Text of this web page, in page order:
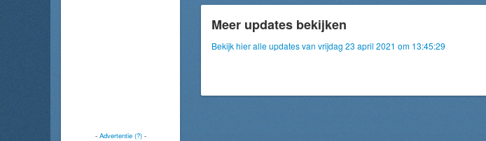
- Advertentie (?)-
Meer updates bekijken
Bekijk hier alle updates van vrijdag 23 april 2021 om 13:45:29